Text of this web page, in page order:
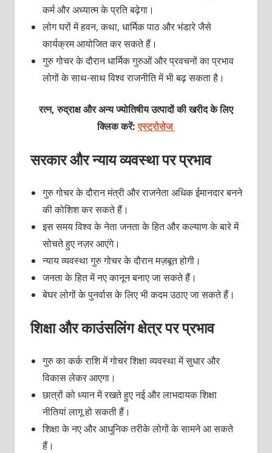
कर्म और अध्यात्म के प्रति बढ़ेगा।
लोग घरों में हवन, कथा, धार्मिक पाठ और भंडारे जैसे
कार्यक्रम आयोजित कर सकते हैं।
गुरु गोचर के दौरान धार्मिक गुरुओं और प्रवचनों का प्रभाव
लोगों के साथ-साथ विश्व राजनीति में भी बढ़ सकता है।
रत्न, रुद्राक्ष और अन्य ज्योतिषीय उत्पादों की खरीद के लिए
क्लिक करें:एस्ट्रोसेज
सरकार और न्याय व्यवस्था पर प्रभाव
गुरु गोचर के दौरान मंत्री और राजनेता अधिक ईमानदार बनने
की कोशिश कर सकते हैं।
इस समय विश्व के नेता जनता के हित और कल्याण के बारे में
सोचते हुए नज़र आएंगे।
न्याय व्यवस्था गुरु गोचर के दौरान मज़बूत होगी।
जनता के हित में नए कानून बनाए जा सकते हैं।
बेघर लोगों के पुनर्वास के लिए भी कदम उठाए जा सकते हैं।
शिक्षा और काउंसलिंग क्षेत्र पर प्रभाव
गुरु का कर्क राशि में गोचर शिक्षा व्यवस्था में सुधार और
विकास लेकर आएगा।
छात्रों को ध्यान में रखते हुए नई और लाभदायक शिक्षा
नीतियां लागू हो सकती हैं।
शिक्षा के नए और आधुनिक तरीके लोगों के सामने आ सकते
हैं।